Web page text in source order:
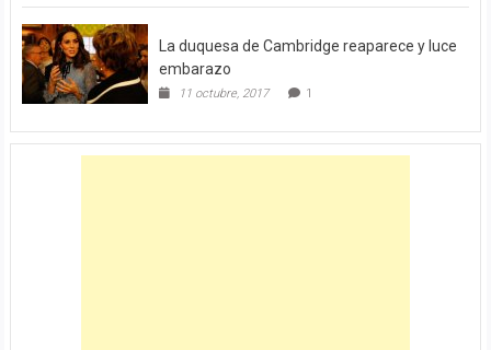
La duquesa de Cambridge reaparece y luce
embarazo
11 octubre, 2017 1